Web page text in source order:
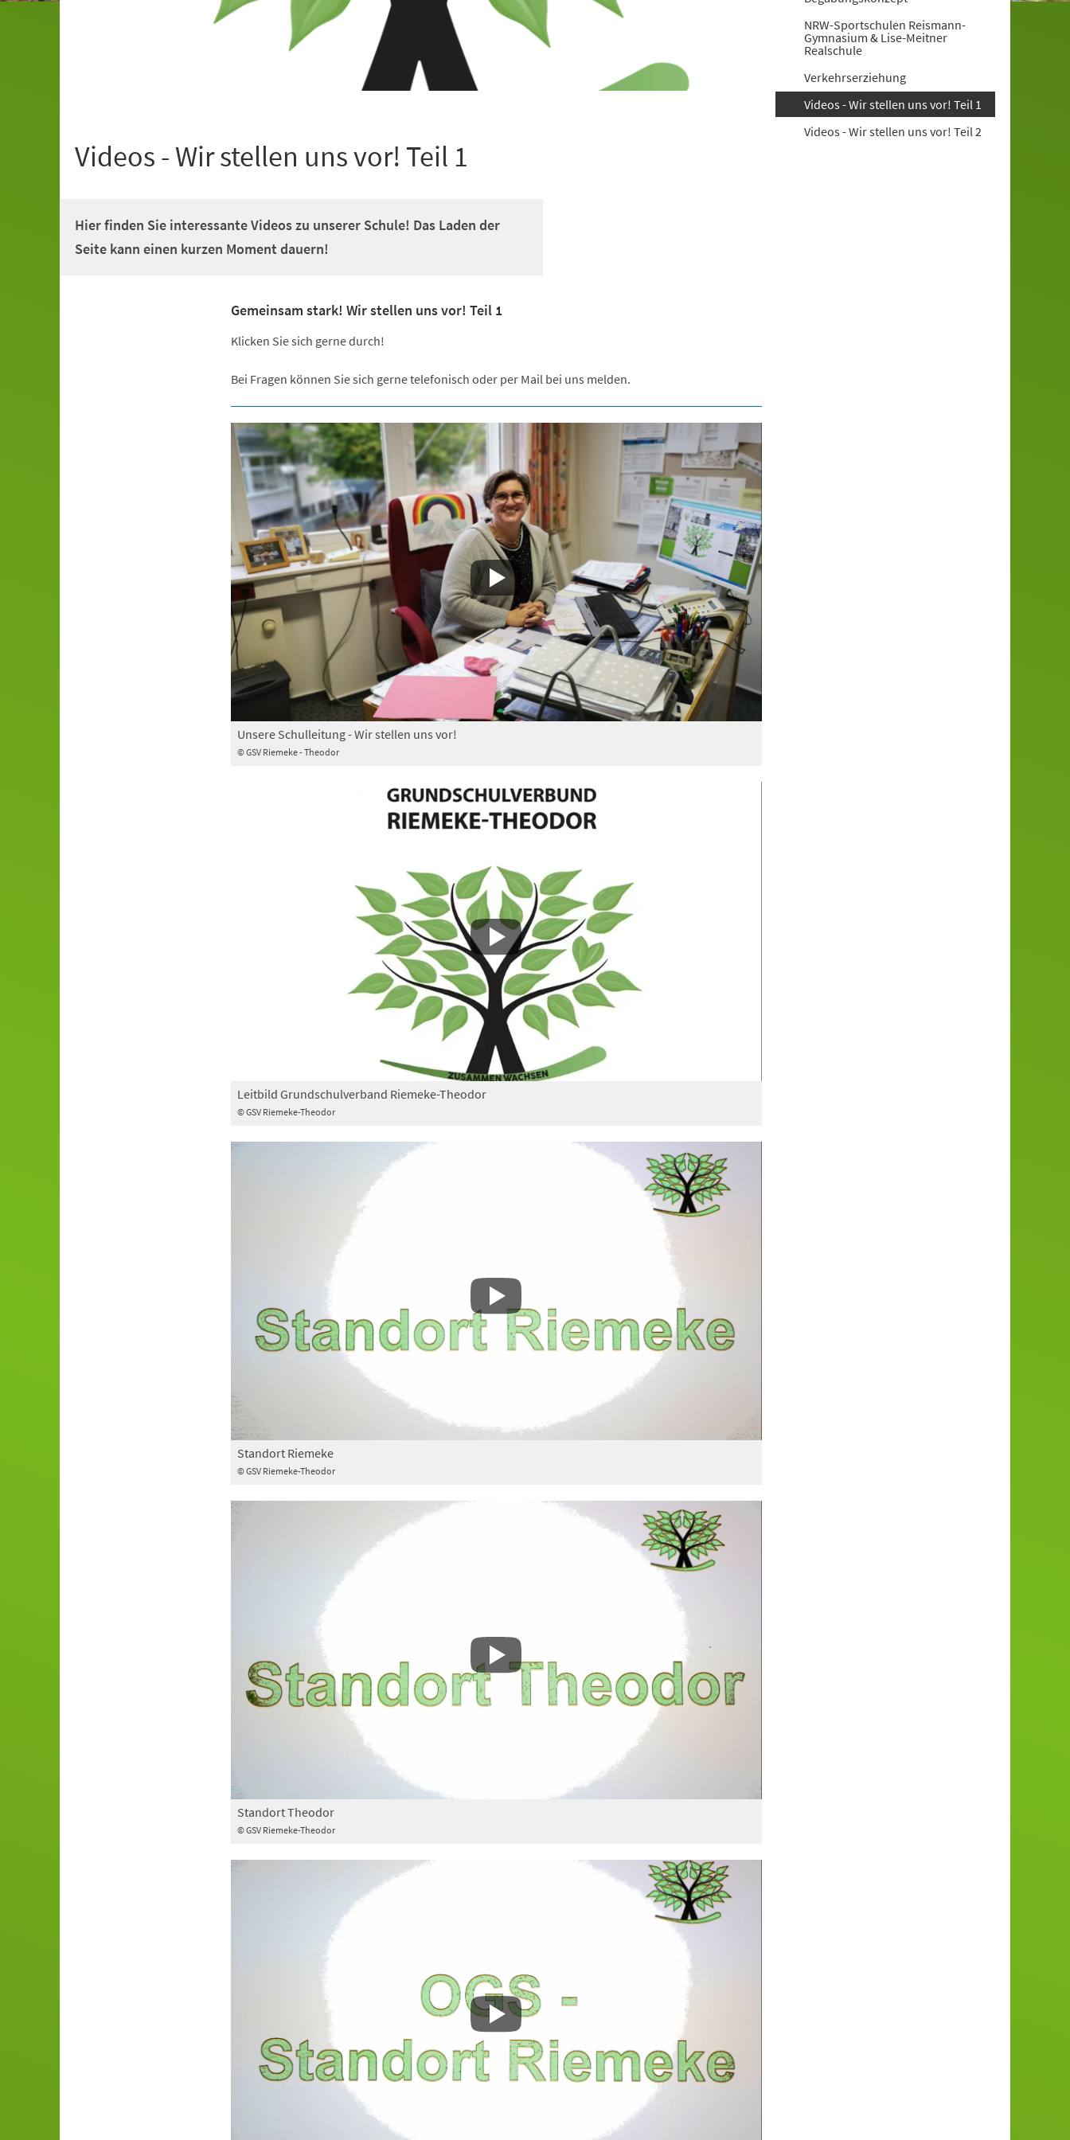
Videos - Wir stellen uns vor! Teil 1
Hier finden Sie interessante Videos zu unserer Schule! Das Laden der
Seite kann einen kurzen Moment dauern!
Gemeinsam stark! Wir stellen uns vor! Teil 1
Klicken Sie sich gerne durch!
Bei Fragen können Sie sich gerne telefonisch oder per Mail bei uns melden.
© GSV Riemeke - Theodor
Unsere Schulleitung - Wir stellen uns vor!
© GSV Riemeke-Theodor
Leitbild Grundschulverband Riemeke-Theodor
© GSV Riemeke-Theodor
Standort Riemeke
© GSV Riemeke-Theodor
Standort Theodor
NRW-Sportschulen Reismann-
Gymnasium & Lise-Meitner
Realschule
Verkehrserziehung
Videos - Wir stellen uns vor! Teil 1
Videos - Wir stellen uns vor! Teil 2